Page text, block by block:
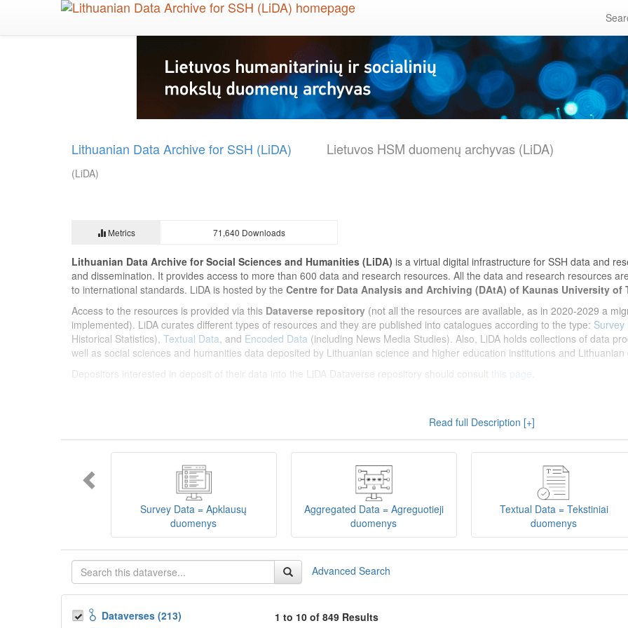
Lithuanian Data Archive for SSH (LiDA)
(LiDA)
Lietuvos HSM duomenų archyvas (LiDA)
Metrics 71,640 Downloads
Lithuanian Data Archive for Social Sciences and Humanities (LiDA) is a virtual digital infrastructure for SSH data and
and dissemination. It provides access to more than 600 data and research resources. All the data and research resources
to international standards. LiDA is hosted by the Centre for Data Analysis and Archiving (DAtA) of Kaunas University of
Access to the resources is provided via this Dataverse repository (not all the resources are available, as in 2020-2029 a
implemented). LiDA curates different types of resources and they are published into catalogues according to the type: Survey
Historical Statistics), Textual Data, and Encoded Data (including News Media Studies). Also, LiDA holds collections of data
well as social sciences and humanities data deposited by Lithuanian science and higher education institutions and
Depositors interested in deposit of their data into the LiDA Dataverse repository should consult this page
yra virtuali skaitmeninė empirinių HSM
sklaidos infrastruktūra, suteikianti prieigą prie daugiau nei 600 duomenų ir tyrimų išteklių. Visi duomenų ir tyrimų ištekliai yra
tarptautinius standartus. LiDA įsikūręsKauno technologijos universiteto Duomenų analizės ir archyvavimo (DAtA)
Prieigai prie išteklių naudojama ši
(kol kas ne visi ištekliai prieinami, nes 2020-2029 m. vykdomas
įvairių tipų išteklius ir jie publikuojami atskiruose kataloguose pagal tipą:
Interviu duomenys
duomenys
Koduotieji duomenys (įskaitant Žiniasklaidos tyrimus). Taip pat LiDA talpinami didelių nacionalinių projektų
mokslo ir studijų bei Lietuvos valstybės institucijų deponuoti socialinių ir humanitarinių mokslų duomenų rinkiniai (Kitų
talpykla, surasti ir parsisiųsti duomenis, siūlome susipažinti su
LiDA Dataverse talpyklos naudotojo vadovu.
Read full Description [+]
Survey Data = Apklausų
duomenys
Aggregated Data = Agreguotieji
duomenys
Textual Data = Tekstiniai
duomenys
Advanced Search
Dataverses (213)
1 to 10 of 849 Results